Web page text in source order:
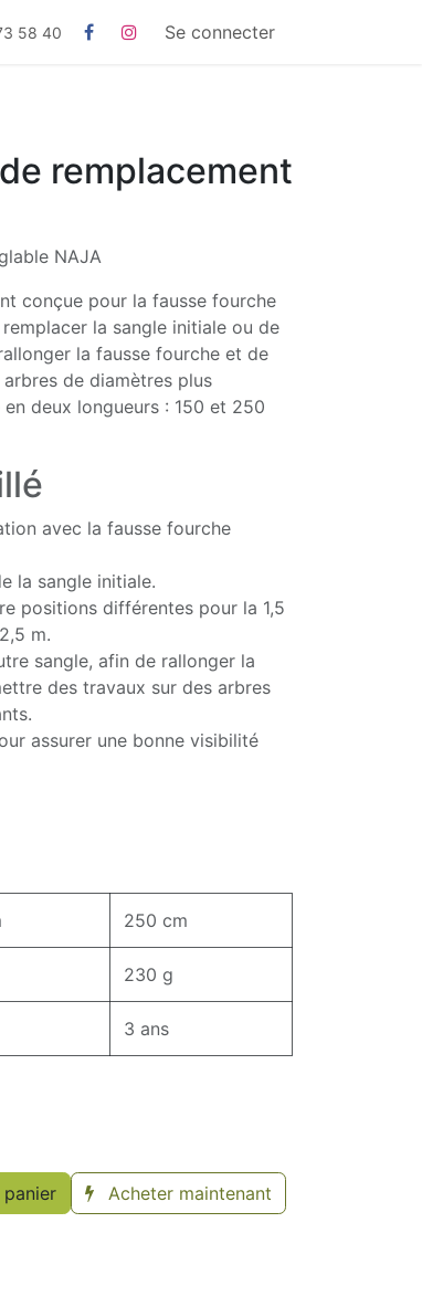
58 40 Se connecter
remplacement
NAJA
conçue pour la fausse fourche
la sangle initiale ou de
la fausse fourche et de
de diamètres plus
deux longueurs : 150 et 250
avec la fausse fourche
la sangle initiale.
positions différentes pour la 1,5
m.
sangle, afin de rallonger la
des travaux sur des arbres
assurer une bonne visibilité
250 cm
230 g
3 ans
Acheter maintenant